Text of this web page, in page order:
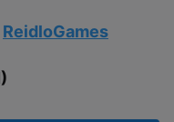
ReidloGames